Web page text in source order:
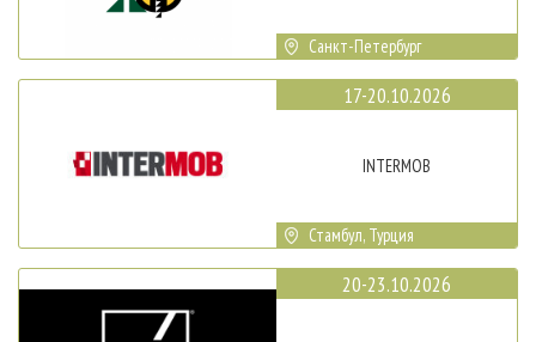
Санкт-Петербург
17-20.10.2026
INTERMOB
Стамбул, Турция
20-23.10.2026